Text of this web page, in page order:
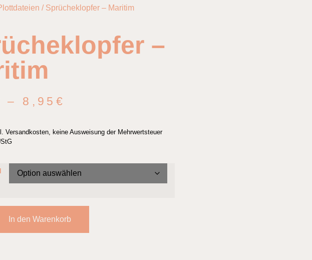
/ Sprücheklopfer – Maritim
–
– 8,95 €
Versandkosten, keine Ausweisung der Mehrwertsteuer
In den Warenkorb